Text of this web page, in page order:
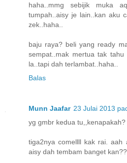
haha..mmg sebijik muka
tumpah..aisy je lain..kan aku
zek..haha..
baju raya? beli yang ready
sempat..mak mertua tak
la..tapi dah terlambat..haha..
Balas
Munn Jaafar 23 Julai 2013
yg gmbr kedua tu,,kenapakah?
tiga2nya comellll kak rai. aah
aisy dah tembam banget